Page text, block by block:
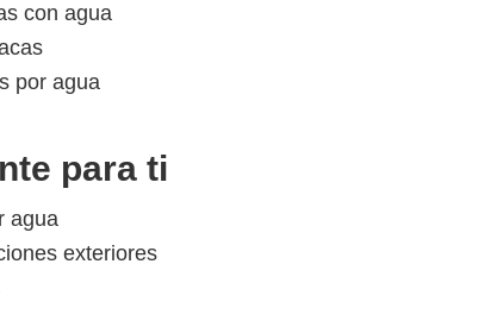
con agua
por agua
para ti
agua
exteriores